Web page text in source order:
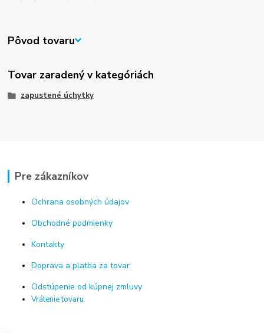
Pôvod tovaru
Tovar zaradený v kategóriách
zapustené úchytky
Pre zákazníkov
Ochrana osobných údajov
Obchodné podmienky
Kontakty
Doprava a platba za tovar
Odstúpenie od kúpnej zmluvy
Vrátenie tovaru